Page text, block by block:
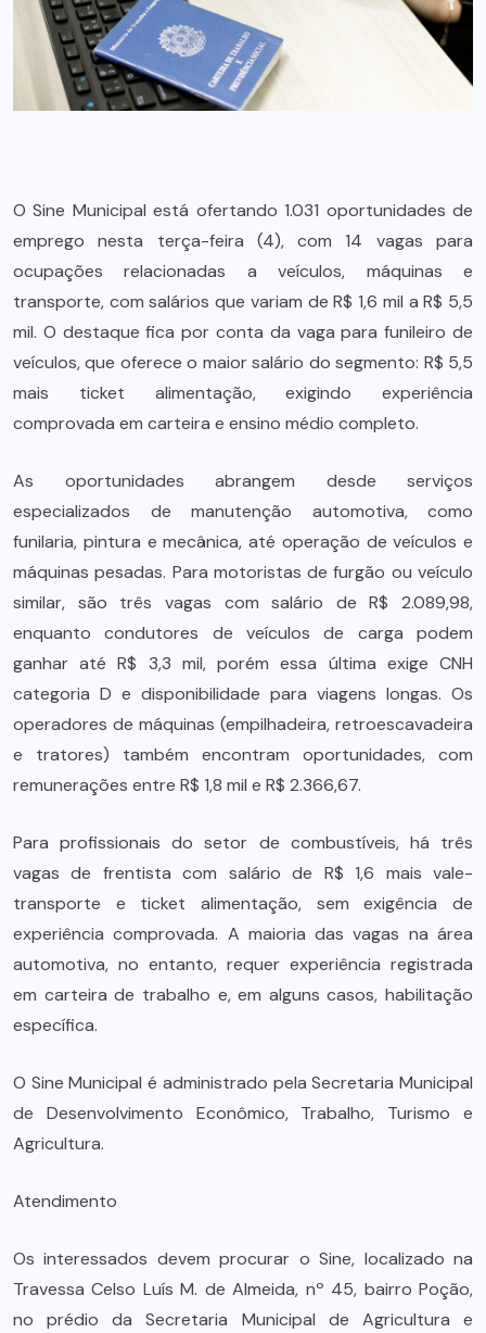
O Sine Municipal está ofertando 1.031 oportunidades de
emprego nesta terça-feira (4), com 14 vagas para
ocupações relacionadas a veículos, máquinas e
transporte, com salários que variam de R$ 1,6 mil a R$ 5,5
mil. O destaque fica por conta da vaga para funileiro de
veículos, que oferece o maior salário do segmento: R$ 5,5
mais ticket alimentação, exigindo experiência
comprovada em carteira e ensino médio completo.
As oportunidades abrangem desde serviços
especializados de manutenção automotiva, como
funilaria, pintura e mecânica, até operação de veículos e
máquinas pesadas. Para motoristas de furgão ou veículo
similar, são três vagas com salário de R$ 2.089,98,
enquanto condutores de veículos de carga podem
ganhar até R$ 3,3 mil, porém essa última exige CNH
categoria D e disponibilidade para viagens longas. Os
operadores de máquinas (empilhadeira, retroescavadeira
e tratores) também encontram oportunidades, com
remunerações entre R$ 1,8 mil e R$ 2.366,67.
Para profissionais do setor de combustíveis, há três
vagas de frentista com salário de R$ 1,6 mais vale-
transporte e ticket alimentação, sem exigência de
experiência comprovada. A maioria das vagas na área
automotiva, no entanto, requer experiência registrada
em carteira de trabalho e, em alguns casos, habilitação
específica.
O Sine Municipal é administrado pela Secretaria Municipal
de Desenvolvimento Econômico, Trabalho, Turismo e
Agricultura.
Atendimento
Os interessados devem procurar o Sine, localizado na
Travessa Celso Luís M. de Almeida, nº 45, bairro Poção,
no prédio da Secretaria Municipal de Agricultura e